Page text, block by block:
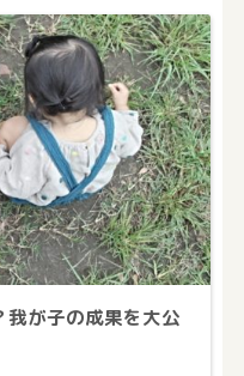
我が子の成果を大公